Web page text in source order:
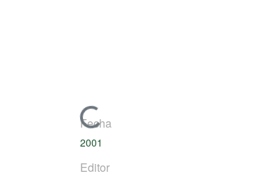
Cargando...
Fecha
2001
Editor